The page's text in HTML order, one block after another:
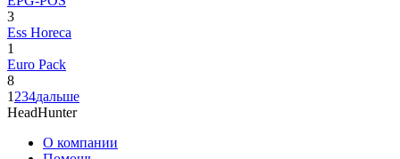
3
Ess Horeca
1
Euro Pack
8
1 234дальше
HeadHunter
О компании